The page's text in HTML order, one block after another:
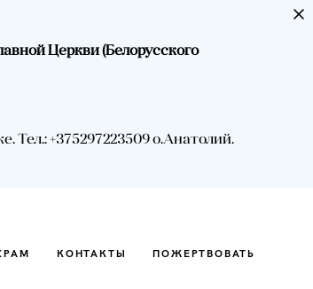
Церкви (Белорусского
+375297223509 о.Анатолий.
КОНТАКТЫ ПОЖЕРТВОВАТЬ